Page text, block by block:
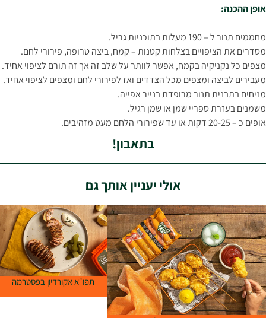
אופן ההכנה:
מחממים תנור ל – 190 מעלות בתוכניות גריל.
מסדרים את הציפויים בצלחות קטנות – קמח, ביצה טרופה, פירורי לחם.
מצפים כל נקניקיה בקמח, אפשר לוותר על שלב זה אך זה תורם לציפוי אחיד.
מעבירים לביצה ומצפים מכל הצדדים ואז לפירורי לחם ומצפים לציפוי אחיד.
מניחים בתבנית תנור מרופדת בנייר אפייה.
משמנים בעזרת ספריי שמן או שמן רגיל.
אופים כ – 20-25 דקות או עד שפירורי הלחם מעט מזהיבים.
בתאבון!
אולי יעניין אותך גם
תפו״א אקורדיון בפסטרמה